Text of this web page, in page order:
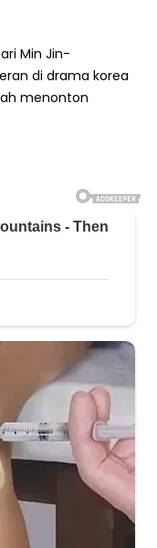
Min Jin-
di drama korea
menonton